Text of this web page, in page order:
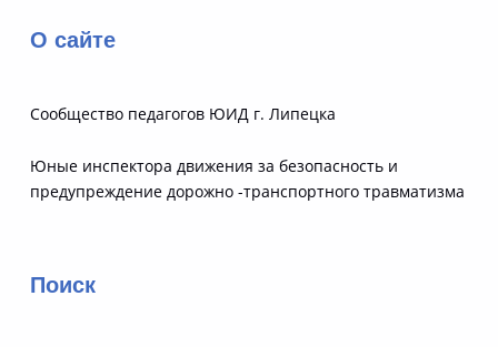
О сайте
Сообщество педагогов ЮИД г. Липецка
Юные инспектора движения за безопасность и
предупреждение дорожно -транспортного травматизма
Поиск